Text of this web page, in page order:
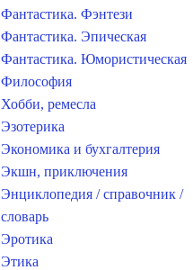
Фантастика. Фэнтези
Фантастика. Эпическая
Фантастика. Юмористическая
Философия
Хобби, ремесла
Эзотерика
Экономика и бухгалтерия
Экшн, приключения
Энциклопедия / справочник /
словарь
Эротика
Этика